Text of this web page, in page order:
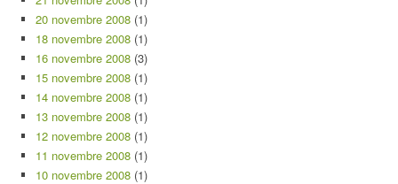
20 novembre 2008 (1)
18 novembre 2008 (1)
16 novembre 2008 (3)
15 novembre 2008 (1)
14 novembre 2008 (1)
13 novembre 2008 (1)
12 novembre 2008 (1)
11 novembre 2008 (1)
10 novembre 2008 (1)